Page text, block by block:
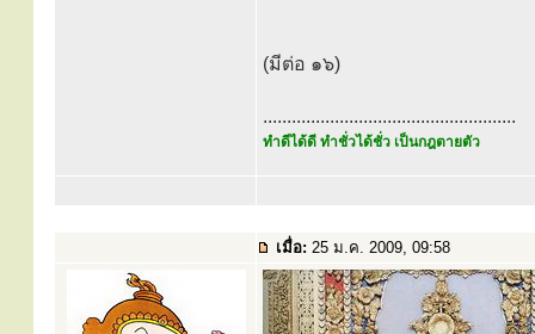
(มีต่อ ๑๖)
.....................................................
ทำดีได้ดี ทำชั่วได้ชั่ว เป็นกฎตายตัว
เมื่อ: 25 ม.ค. 2009, 09:58